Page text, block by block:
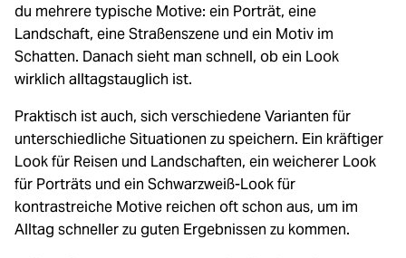
du mehrere typische Motive: ein Porträt, eine
Landschaft, eine Straßenszene und ein Motiv im
Schatten. Danach sieht man schnell, ob ein Look
wirklich alltagstauglich ist.
Praktisch ist auch, sich verschiedene Varianten für
unterschiedliche Situationen zu speichern. Ein kräftiger
Look für Reisen und Landschaften, ein weicherer Look
für Porträts und ein Schwarzweiß-Look für
kontrastreiche Motive reichen oft schon aus, um im
Alltag schneller zu guten Ergebnissen zu kommen.